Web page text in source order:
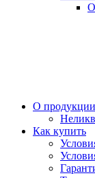
О продукции
Как купить